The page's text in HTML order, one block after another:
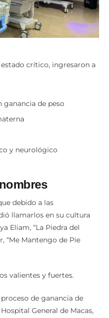
crítico, ingresaron a
ganancia de peso
y neurológico
debido a las
llamarlos en su cultura
Eliam, “La Piedra del
“Me Mantengo de Pie
valientes y fuertes.
de ganancia de
General de Macas,